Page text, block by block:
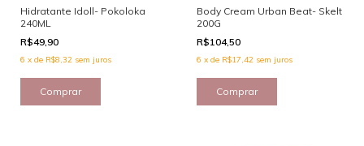
Hidratante Idoll- Pokoloka
240ML
R$49,90
6 x de R$8,32 sem juros
Body Cream Urban Beat- Skelt
200G
R$104,50
6 x de R$17,42 sem juros